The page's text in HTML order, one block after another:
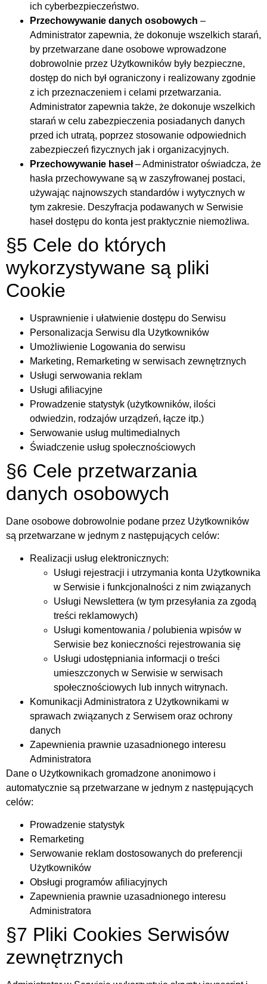
ich cyberbezpieczeństwo.
Przechowywanie danych osobowych –
Administrator zapewnia, że dokonuje wszelkich starań,
by przetwarzane dane osobowe wprowadzone
dobrowolnie przez Użytkowników były bezpieczne,
dostęp do nich był ograniczony i realizowany zgodnie
z ich przeznaczeniem i celami przetwarzania.
Administrator zapewnia także, że dokonuje wszelkich
starań w celu zabezpieczenia posiadanych danych
przed ich utratą, poprzez stosowanie odpowiednich
zabezpieczeń fizycznych jak i organizacyjnych.
Przechowywanie haseł– Administrator oświadcza, że
hasła przechowywane są w zaszyfrowanej postaci,
używając najnowszych standardów i wytycznych w
tym zakresie. Deszyfracja podawanych w Serwisie
haseł dostępu do konta jest praktycznie niemożliwa.
§5 Cele do których
wykorzystywane są pliki
Cookie
Usprawnienie i ułatwienie dostępu do Serwisu
Personalizacja Serwisu dla Użytkowników
Umożliwienie Logowania do serwisu
Marketing, Remarketing w serwisach zewnętrznych
Usługi serwowania reklam
Usługi afiliacyjne
Prowadzenie statystyk (użytkowników, ilości
odwiedzin, rodzajów urządzeń, łącze itp.)
Serwowanie usług multimedialnych
Świadczenie usług społecznościowych
§6 Cele przetwarzania
danych osobowych
Dane osobowe dobrowolnie podane przez Użytkowników
są przetwarzane w jednym z następujących celów:
Realizacji usług elektronicznych:
Usługi rejestracji i utrzymania konta Użytkownika
w Serwisie i funkcjonalności z nim związanych
Usługi Newslettera (w tym przesyłania za zgodą
treści reklamowych)
Usługi komentowania / polubienia wpisów w
Serwisie bez konieczności rejestrowania się
Usługi udostępniania informacji o treści
umieszczonych w Serwisie w serwisach
społecznościowych lub innych witrynach.
Komunikacji Administratora z Użytkownikami w
sprawach związanych z Serwisem oraz ochrony
danych
Zapewnienia prawnie uzasadnionego interesu
Administratora
Dane o Użytkownikach gromadzone anonimowo i
automatycznie są przetwarzane w jednym z następujących
celów:
Prowadzenie statystyk
Remarketing
Serwowanie reklam dostosowanych do preferencji
Użytkowników
Obsługi programów afiliacyjnych
Zapewnienia prawnie uzasadnionego interesu
Administratora
§7 Pliki Cookies Serwisów
zewnętrznych